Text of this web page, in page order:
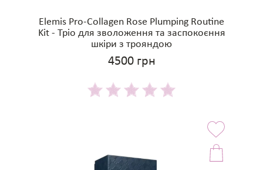
Elemis Pro-Collagen Rose Plumping Routine
Kit - Тріо для зволоження та заспокоєння
шкіри з трояндою
4500 грн